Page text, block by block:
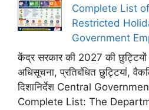
Complete List
Restricted
Government
केंद्र सरकार की 2027 की छुट्टियों
अधिसूचना, प्रतिबंधित छुट्टियां,
दिशानिर्देश Central
Complete List: The